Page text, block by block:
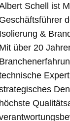
Schell ist
Geschäftsführer
Isolierung &
Mit über 20
höchste